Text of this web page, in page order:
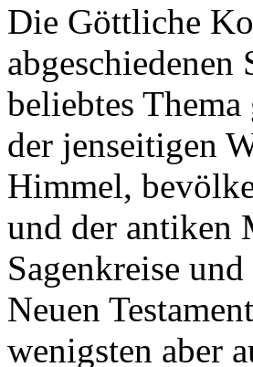
Die Göttliche
beliebtes
der jenseitigen
Himmel,
und der antiken
Sagenkreise
Neuen
wenigsten aber